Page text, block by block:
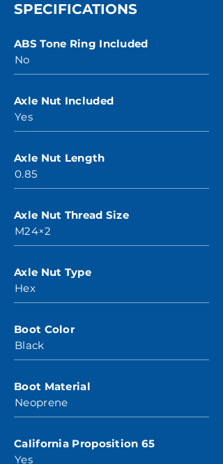
SPECIFICATIONS
ABS Tone Ring Included
No
Axle Nut Included
Yes
Axle Nut Length
0.85
Axle Nut Thread Size
M24×2
Axle Nut Type
Hex
Boot Color
Black
Boot Material
Neoprene
California Proposition 65
Yes